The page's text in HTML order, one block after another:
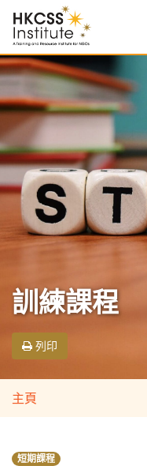
HKCSS
Institute
訓練課程
列印
主頁
短期課程